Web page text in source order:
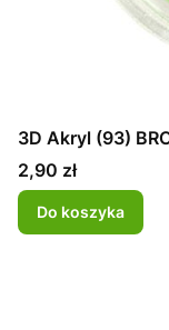
3D Akryl (93)
Cena
2,90 zł
Do koszyka